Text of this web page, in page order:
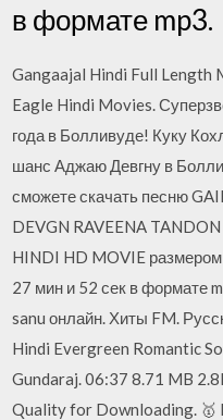
в формате mp3.
Gangaajal Hindi Full Length
Eagle Hindi Movies.
года в Болливуде! Куку
шанс Аджаю Девгну в
сможете скачать песню
DEVGN RAVEENA TANDON
HINDI HD MOVIE
27 мин и 52 сек в формате
sanu онлайн. Хиты FM.
Hindi Evergreen Romantic
Gundaraj. 06:37 8.71 MB
Quality for Downloading. 🥇